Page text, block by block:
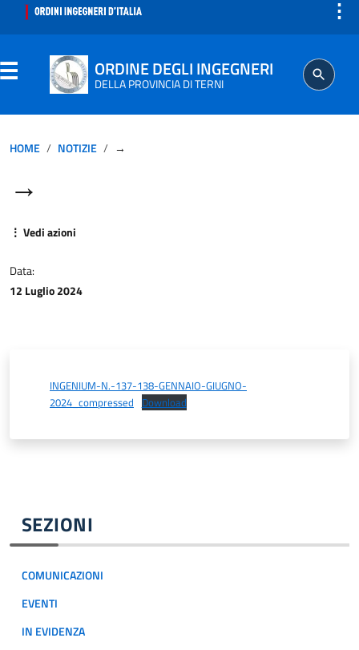
⋮
ORDINE DEGLI INGEGNERI
DELLA PROVINCIA DI TERNI
ISCRITTO
HOME NOTIZIE →
→
⋮ Vedi azioni
Data:
12 Luglio 2024
SEZIONI
COMUNICAZIONI
EVENTI
IN EVIDENZA
INGENIUM-N.-137-138-GENNAIO-GIUGNO-
2024_compressed Download